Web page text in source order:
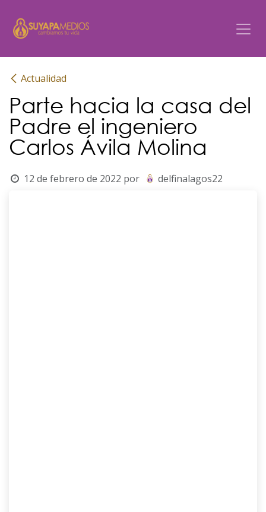
Actualidad
Parte hacia la casa del
Padre el ingeniero
Carlos Ávila Molina
12 de febrero de 2022 por delfinalagos22